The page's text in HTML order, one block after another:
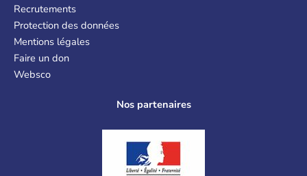
Recrutements
Protection des données
Mentions légales
Faire un don
Websco
Nos partenaires